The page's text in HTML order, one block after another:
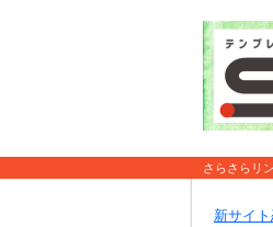
さらさらリ
新サイ